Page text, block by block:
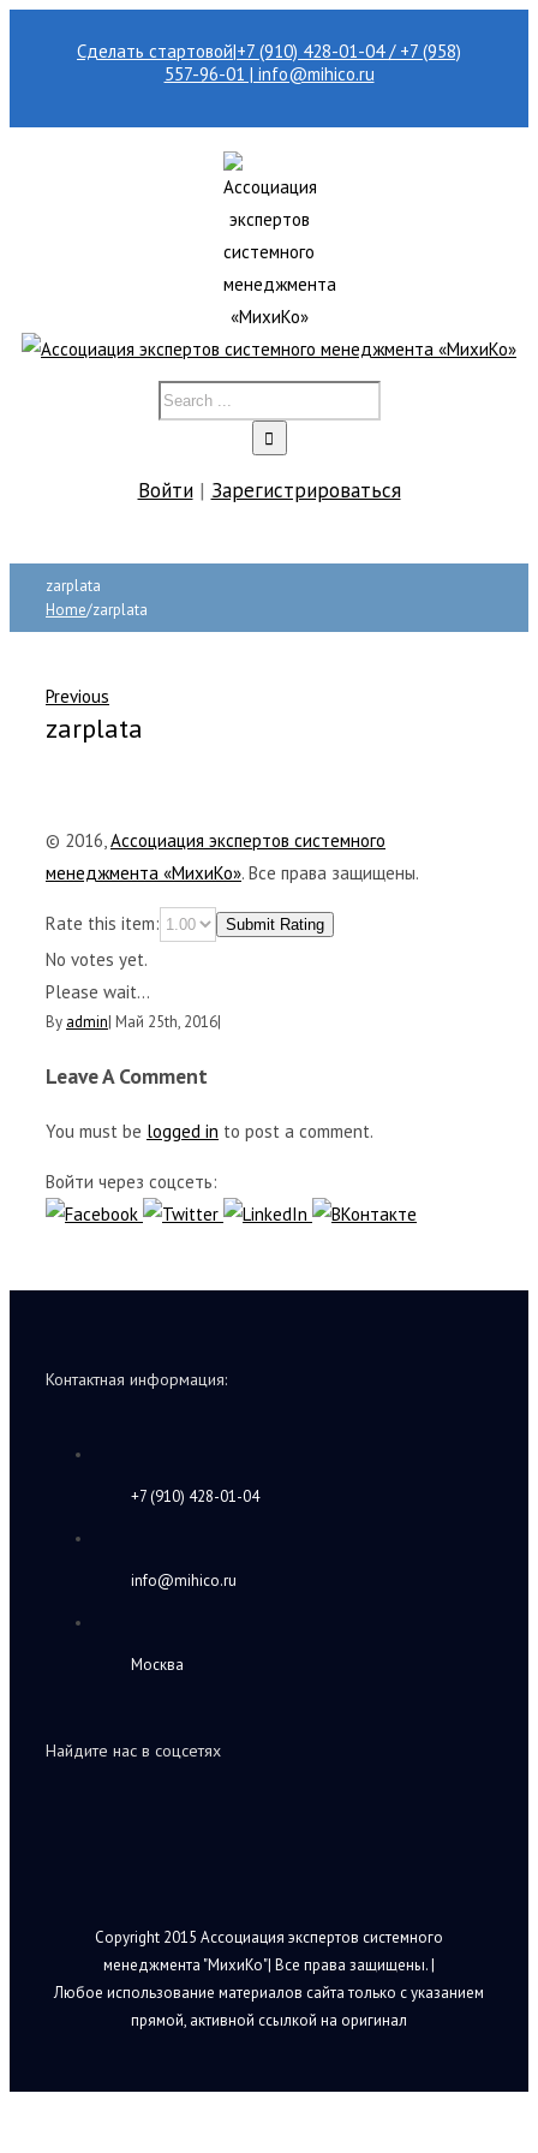
Сделать стартовой|+7 (910) 428-01-04 / +7 (958)
557-96-01 | info@mihico.ru
Войти| Зарегистрироваться
zarplata
Home/zarplata
Previous
zarplata
© 2016,Ассоциация экспертов системного
менеджмента «МихиКо». Все права защищены.
Rate this item: Submit Rating
No votes yet.
Please wait...
By admin| Май 25th, 2016|
Leave A Comment
You must be logged in to post a comment.
Войти через соцсеть:
Контактная информация:
+7 (910) 428-01-04
info@mihico.ru
Москва
Найдите нас в соцсетях
Copyright 2015 Ассоциация экспертов системного
менеджмента "МихиКо"| Все права защищены. |
Любое использование материалов сайта только с указанием
прямой, активной ссылкой на оригинал